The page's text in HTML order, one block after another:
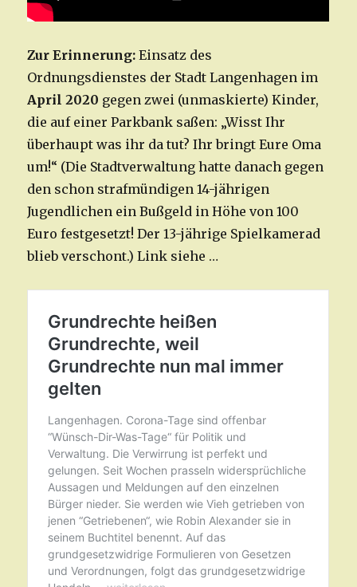
Zur Erinnerung: Einsatz des
Ordnungsdienstes der Stadt Langenhagen im
April 2020 gegen zwei (unmaskierte) Kinder,
die auf einer Parkbank saßen: „Wisst Ihr
überhaupt was ihr da tut? Ihr bringt Eure Oma
um!“ (Die Stadtverwaltung hatte danach gegen
den schon strafmündigen 14-jährigen
Jugendlichen ein Bußgeld in Höhe von 100
Euro festgesetzt! Der 13-jährige Spielkamerad
blieb verschont.) Link siehe …